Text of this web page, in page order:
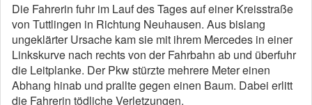
Die Fahrerin fuhr im Lauf des Tages auf einer Kreisstraße
von Tuttlingen in Richtung Neuhausen. Aus bislang
ungeklärter Ursache kam sie mit ihrem Mercedes in einer
Linkskurve nach rechts von der Fahrbahn ab und überfuhr
die Leitplanke. Der Pkw stürzte mehrere Meter einen
Abhang hinab und prallte gegen einen Baum. Dabei erlitt
die Fahrerin tödliche Verletzungen.